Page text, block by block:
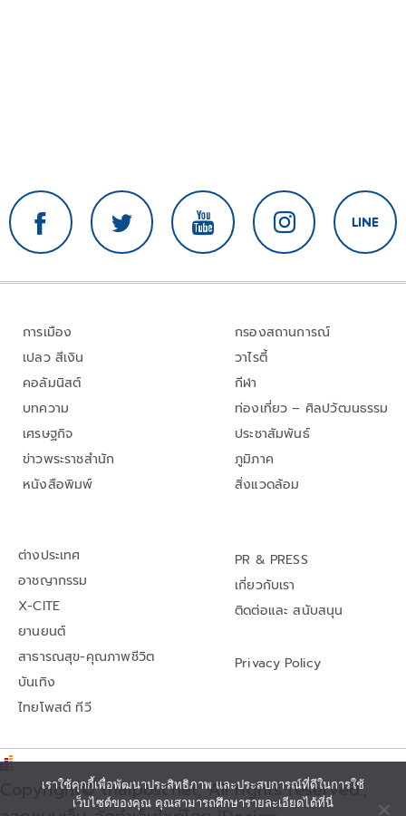
การเมือง
เปลว สีเงิน
คอลัมนิสต์
บทความ
เศรษฐกิจ
ข่าวพระราชสำนัก
หนังสือพิมพ์
กรองสถานการณ์
วาไรตี้
กีฬา
ท่องเที่ยว – ศิลปวัฒนธรรม
ประชาสัมพันธ์
ภูมิภาค
สิ่งแวดล้อม
ต่างประเทศ
อาชญากรรม
X-CITE
ยานยนต์
สาธารณสุข-คุณภาพชีวิต
บันเทิง
ไทยโพสต์ ทีวี
PR & PRESS
เกี่ยวกับเรา
ติดต่อและ สนับสนุน
Privacy Policy
Copyright© thaipost.net, All rights reserved.,
เราใช้คุกกี้เพื่อพัฒนาประสิทธิภาพ และประสบการณ์ที่ดีในการใช้
เว็บไซต์ของคุณ คุณสามารถศึกษารายละเอียดได้ที่นี่